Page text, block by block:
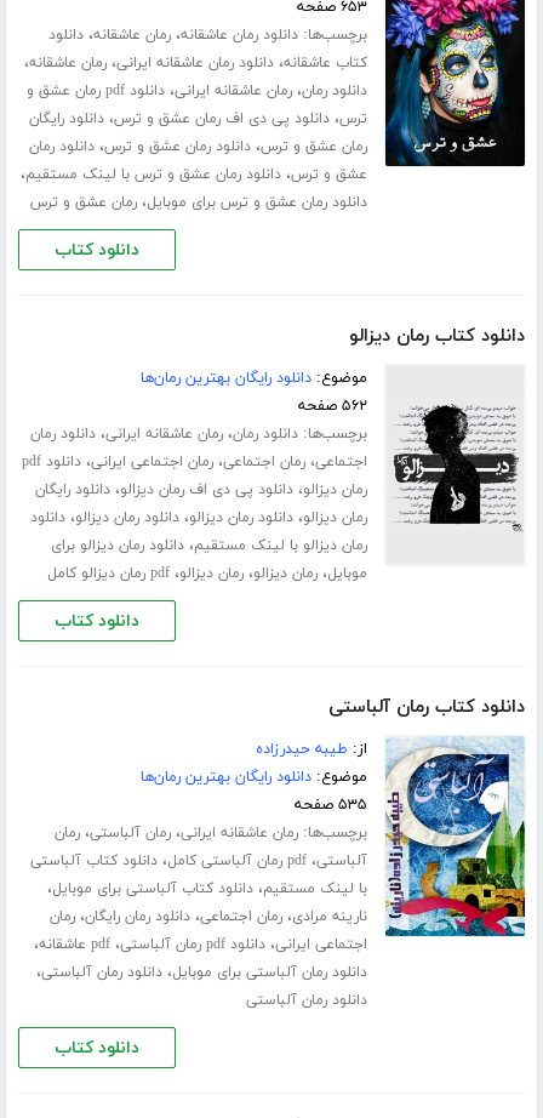
۶۵۳ صفحه
برچسب‌ها:دانلود رمان عاشقانه،رمان عاشقانه،دانلود
کتاب عاشقانه،دانلود رمان عاشقانه ایرانی،رمان عاشقانه،
دانلود رمان،رمان عاشقانه ایرانی،
دانلود pdf رمان عشق و
ترس،دانلود پی دی اف رمان عشق و ترس،دانلود رایگان
رمان عشق و ترس،دانلود رمان عشق و ترس،دانلود رمان
عشق و ترس،دانلود رمان عشق و ترس با لینک مستقیم،
دانلود رمان عشق و ترس برای موبایل،رمان عشق و ترس
دانلود کتاب
دانلود کتاب رمان دیزالو
موضوع:دانلود رایگان بهترین رمان‌ها
۵۶۲ صفحه
برچسب‌ها:دانلود رمان،رمان عاشقانه ایرانی،دانلود رمان
اجتماعی،رمان اجتماعی،رمان اجتماعی ایرانی،
دانلود pdf
رمان دیزالو،دانلود پی دی اف رمان دیزالو،دانلود رایگان
رمان دیزالو،دانلود رمان دیزالو،دانلود رمان دیزالو،دانلود
رمان دیزالو با لینک مستقیم،دانلود رمان دیزالو برای
موبایل،رمان دیزالو،رمان دیزالو،pdf رمان دیزالو کامل
دانلود کتاب
دانلود کتاب رمان آلباستی
از: طیبه حیدرزاده
موضوع:دانلود رایگان بهترین رمان‌ها
۵۳۵ صفحه
برچسب‌ها:رمان عاشقانه ایرانی،رمان آلباستی،رمان
آلباستی،pdf رمان آلباستی کامل ،دانلود کتاب آلباستی
با لینک مستقیم،دانلود کتاب آلباستی برای موبایل،
نارینه مرادی،رمان اجتماعی،دانلود رمان رایگان،رمان
اجتماعی ایرانی،دانلود pdf رمان آلباستی ،pdf عاشقانه ،
دانلود رمان آلباستی برای موبایل،دانلود رمان آلباستی،
دانلود رمان آلباستی
دانلود کتاب